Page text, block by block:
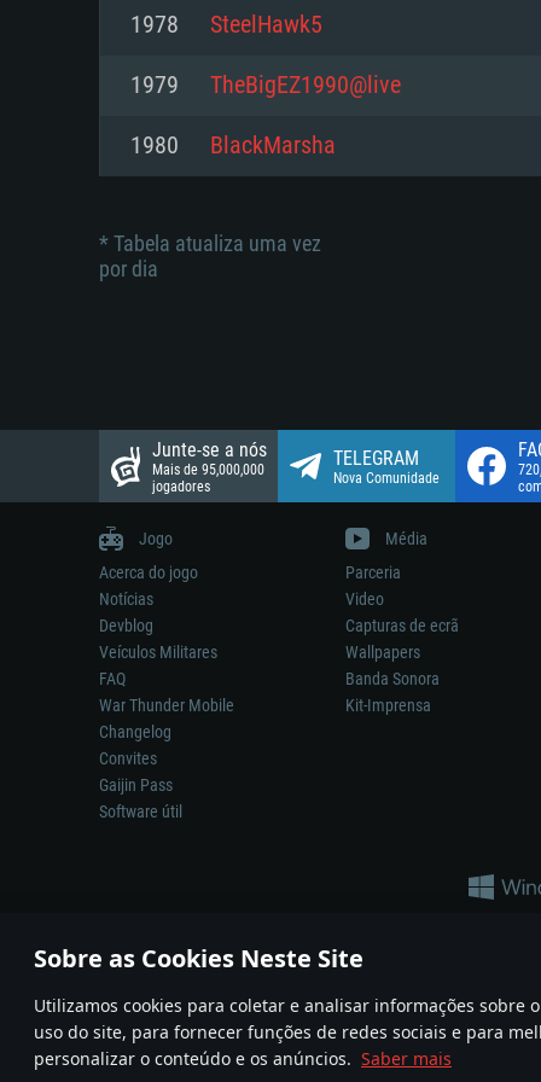
Sobre as Cookies Neste Site
Utilizamos cookies para coletar e analisar informações sobre
uso do site, para fornecer funções de redes sociais e para
personalizar o conteúdo e os anúncios. Saber mais
Disco: 23,1 GB
Network: Internet de banda larga.
Disco: 21,5 GB
Network: Internet de banda larga.
Disco: 21,5 GB
1978 SteelHawk5
1979 TheBigEZ1990@live
1980 BlackMarsha
* Tabela atualiza uma vez
por dia
Junte-se a nós
Mais de 95,000,000
jogadores
TELEGRAM
Nova Comunidade
Jogo
Acerca do jogo
Notícias
Devblog
Veículos Militares
FAQ
War Thunder Mobile
Changelog
Convites
Gaijin Pass
Software útil
Média
Parceria
Video
Capturas de ecrã
Wallpapers
Banda Sonora
Kit-Imprensa
A reprodução de qualquer sistema de armas ou veículo neste
© 2011—2026 Gaijin Games Kft. All trademarks, logos and brand
Termos e condições Termos de Serviço